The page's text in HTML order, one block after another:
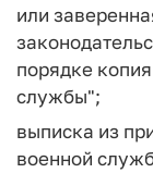
или
порядке
службы";
выписка из
военной